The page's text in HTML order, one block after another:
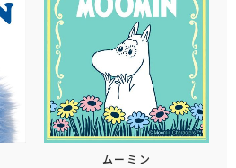
ムーミン